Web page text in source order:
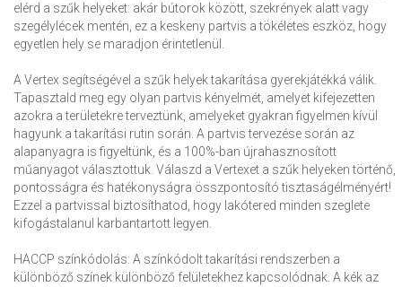
elérd a szűk helyeket: akár bútorok között, szekrények alatt vagy
szegélylécek mentén, ez a keskeny partvis a tökéletes eszköz, hogy
egyetlen hely se maradjon érintetlenül.
A Vertex segítségével a szűk helyek takarítása gyerekjátékká válik.
Tapasztald meg egy olyan partvis kényelmét, amelyet kifejezetten
azokra a területekre terveztünk, amelyeket gyakran figyelmen kívül
hagyunk a takarítási rutin során. A partvis tervezése során az
alapanyagra is figyeltünk, és a 100%-ban újrahasznosított
műanyagot választottuk. Válaszd a Vertexet a szűk helyeken történő,
pontosságra és hatékonyságra összpontosító tisztaságélményért!
Ezzel a partvissal biztosíthatod, hogy lakótered minden szeglete
kifogástalanul karbantartott legyen.
HACCP színkódolás: A színkódolt takarítási rendszerben a
különböző színek különböző felületekhez kapcsolódnak. A kék az